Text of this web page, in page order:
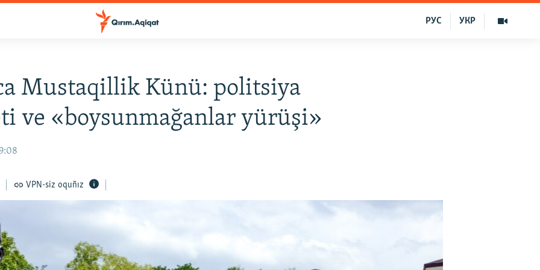
УКР
РУС
Mustaqillik Künü: politsiya
ve «boysunmağanlar yürüşi»
VPN-siz oquñız